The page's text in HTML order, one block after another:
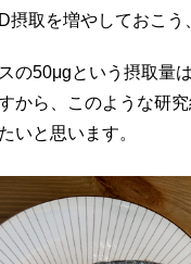
取を増やしておこう
の50μgという摂取量
から、このような研
いと思います。